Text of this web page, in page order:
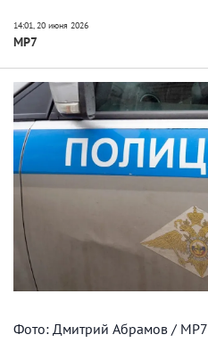
МР7
Фото: Дмитрий Абрамов / МР7